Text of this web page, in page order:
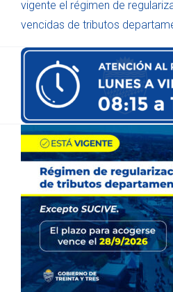
vigente el régimen de
vencidas de tributos